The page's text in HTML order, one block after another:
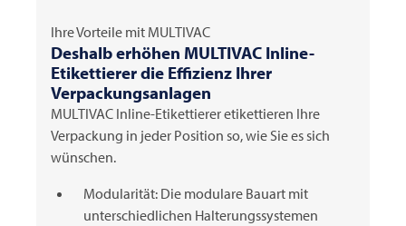
Ihre Vorteile mit MULTIVAC
Deshalb erhöhen MULTIVAC Inline-
Etikettierer die Effizienz Ihrer
Verpackungsanlagen
MULTIVAC Inline-Etikettierer etikettieren Ihre
Verpackung in jeder Position so, wie Sie es sich
wünschen.
Modularität: Die modulare Bauart mit
unterschiedlichen Halterungssystemen